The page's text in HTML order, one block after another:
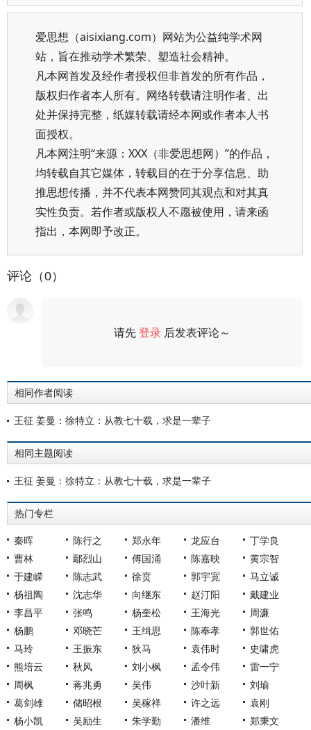
爱思想（aisixiang.com）网站为公益纯学术网
站，旨在推动学术繁荣、塑造社会精神。
凡本网首发及经作者授权但非首发的所有作品，
版权归作者本人所有。网络转载请注明作者、出
处并保持完整，纸媒转载请经本网或作者本人书
面授权。
凡本网注明“来源：XXX（非爱思想网）”的作品，
均转载自其它媒体，转载目的在于分享信息、助
推思想传播，并不代表本网赞同其观点和对其真
实性负责。若作者或版权人不愿被使用，请来函
指出，本网即予改正。
评论（0）
请先登录 后发表评论～
相同作者阅读
王征 姜曼：徐特立：从教七十载，求是一辈子
相同主题阅读
王征 姜曼：徐特立：从教七十载，求是一辈子
热门专栏
秦晖 陈行之 郑永年 龙应台
丁学良
曹林
鄢烈山 傅国涌 陈嘉映
黄宗智
于建嵘
陈志武 徐贲 郭宇宽
马立诚
杨祖陶
沈志华 向继东 赵汀阳
戴建业
李昌平
张鸣 杨奎松 王海光
周濂
杨鹏
邓晓芒 王缉思 陈奉孝
郭世佑
马玲
王振东 狄马 袁伟时
史啸虎
熊培云
秋风 刘小枫 孟令伟
雷一宁
周枫
蒋兆勇 吴伟 沙叶新
刘瑜
葛剑雄
储昭根 吴稼祥 许之远
袁刚
杨小凯
吴励生 朱学勤 潘维 郑秉文